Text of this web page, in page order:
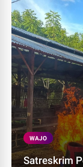
WAJO
Satreskrim